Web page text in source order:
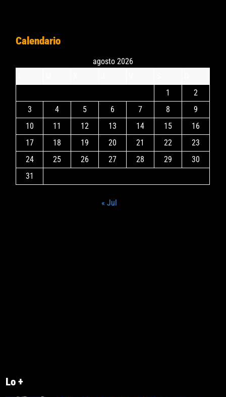
Calendario
agosto 2026
1
2
3
4 5 6 7 8
9
10
11 12 13 14 15
16
17
18 19 20 21 22
23
24
25 26 27 28 29
30
31
« Jul
Lo +